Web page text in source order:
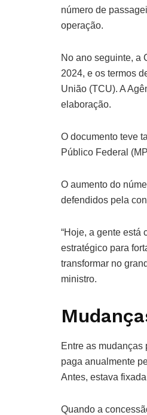
número de
operação.
No ano seguinte, a
2024, e os termos
União (TCU). A
elaboração.
O documento teve
Público Federal
O aumento do
defendidos pela
“Hoje, a gente está
estratégico para
transformar no
ministro.
Entre as mudanças
paga anualmente
Antes, estava
Quando a